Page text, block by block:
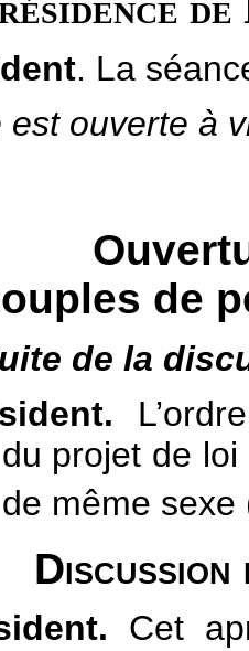
. La
est ouverte à
de
de la
projet de
même sexe
Cet